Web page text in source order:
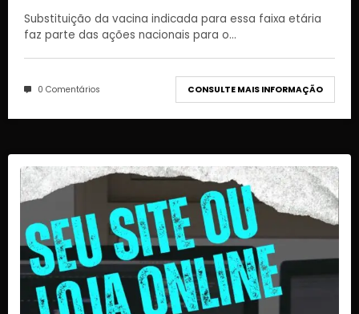
Substituição da vacina indicada para essa faixa etária
faz parte das ações nacionais para o…
0 Comentários CONSULTE MAIS INFORMAÇÃO